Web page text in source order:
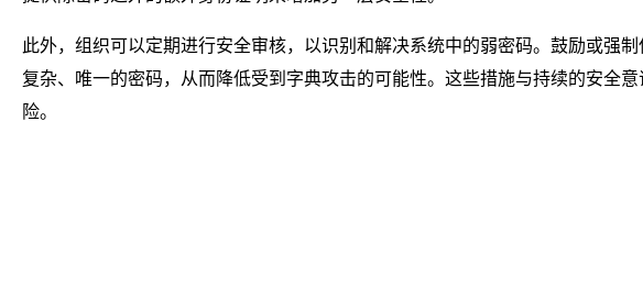
此外，组织可以定期进行安全审核，以识别和解决系统中的弱密码。鼓励或强
复杂、唯一的密码，从而降低受到字典攻击的可能性。这些措施与持续的安全
险。